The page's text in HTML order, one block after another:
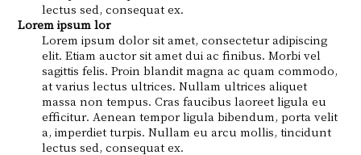
lectus sed, consequat ex.
Lorem ipsum lor
Lorem ipsum dolor sit amet, consectetur adipiscing
elit. Etiam auctor sit amet dui ac finibus. Morbi vel
sagittis felis. Proin blandit magna ac quam commodo,
at varius lectus ultrices. Nullam ultrices aliquet
massa non tempus. Cras faucibus laoreet ligula eu
efficitur. Aenean tempor ligula bibendum, porta velit
a, imperdiet turpis. Nullam eu arcu mollis, tincidunt
lectus sed, consequat ex.